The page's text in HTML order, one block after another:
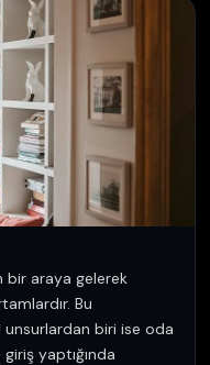
bir araya gelerek
Bu
biri ise oda
yaptığında